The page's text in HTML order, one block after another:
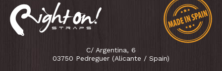
C/ Argentina, 6
03750 Pedreguer (Alicante / Spain)